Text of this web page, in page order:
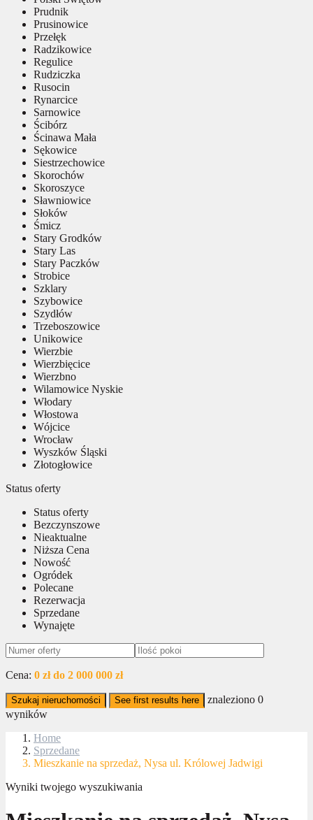
Prudnik
Prusinowice
Przełęk
Radzikowice
Regulice
Rudziczka
Rusocin
Rynarcice
Sarnowice
Ścibórz
Ścinawa Mała
Sękowice
Siestrzechowice
Skorochów
Skoroszyce
Sławniowice
Słoków
Śmicz
Stary Grodków
Stary Las
Stary Paczków
Strobice
Szklary
Szybowice
Szydłów
Trzeboszowice
Unikowice
Wierzbie
Wierzbięcice
Wierzbno
Wilamowice Nyskie
Włodary
Włostowa
Wójcice
Wrocław
Wyszków Śląski
Złotogłowice
Status oferty
Status oferty
Bezczynszowe
Nieaktualne
Niższa Cena
Nowość
Ogródek
Polecane
Rezerwacja
Sprzedane
Wynajęte
Cena: 0 zł do 2 000 000 zł
Szukaj nieruchomości See first results here znaleziono 0
wyników
Home
Sprzedane
Mieszkanie na sprzedaż, Nysa ul. Królowej Jadwigi
Wyniki twojego wyszukiwania